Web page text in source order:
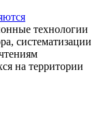
технологии
систематизации
на территории